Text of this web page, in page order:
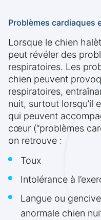
Problèmes cardiaques
Lorsque le chien
peut révéler des
respiratoires. Les
chien peuvent
respiratoires,
nuit, surtout lorsqu’il
qui peuvent
cœur (“problèmes
on retrouve :
Toux
Intolérance à
Langue ou
anormale chien